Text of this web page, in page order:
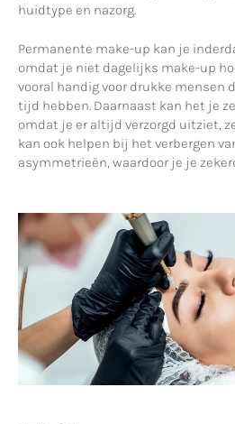
huidtype en nazorg.
Permanente make-up kan je
omdat je niet dagelijks make-up
vooral handig voor drukke mensen
tijd hebben. Daarnaast kan het je
omdat je er altijd verzorgd uitziet,
kan ook helpen bij het verbergen
asymmetrieën, waardoor je je